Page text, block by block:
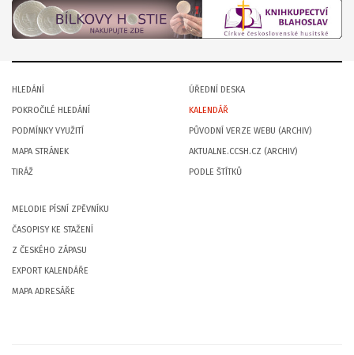
HLEDÁNÍ
POKROČILÉ HLEDÁNÍ
PODMÍNKY VYUŽITÍ
MAPA STRÁNEK
TIRÁŽ
ÚŘEDNÍ DESKA
KALENDÁŘ
PŮVODNÍ VERZE WEBU (ARCHIV)
AKTUALNE.CCSH.CZ (ARCHIV)
PODLE ŠTÍTKŮ
MELODIE PÍSNÍ ZPĚVNÍKU
ČASOPISY KE STAŽENÍ
Z ČESKÉHO ZÁPASU
EXPORT KALENDÁŘE
MAPA ADRESÁŘE